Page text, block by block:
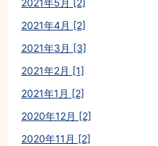
2021年5月 [2]
2021年4月 [2]
2021年3月 [3]
2021年2月 [1]
2021年1月 [2]
2020年12月 [2]
2020年11月 [2]